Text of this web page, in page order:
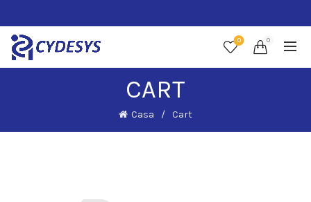
0 0
CART
Casa Cart